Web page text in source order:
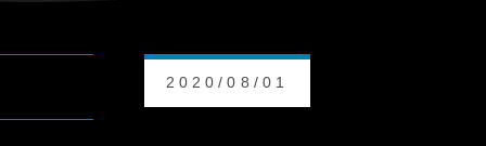
2020/08/01